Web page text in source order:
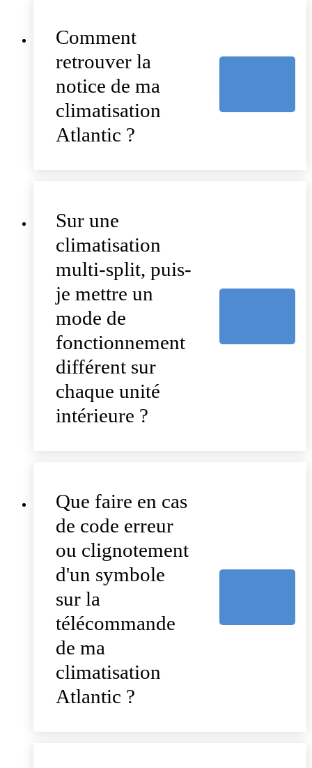
Comment
retrouver la
notice de ma
climatisation
Atlantic ?
Sur une
climatisation
multi-split, puis-
je mettre un
mode de
fonctionnement
différent sur
chaque unité
intérieure ?
Que faire en cas
de code erreur
ou clignotement
d'un symbole
sur la
télécommande
de ma
climatisation
Atlantic ?